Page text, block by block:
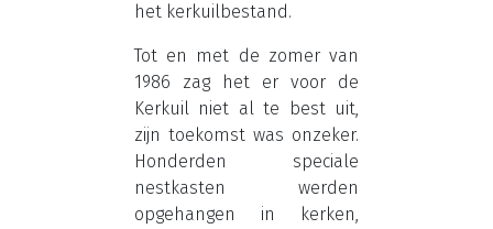
het kerkuilbestand.
Tot en met de zomer van
1986 zag het er voor de
Kerkuil niet al te best uit,
zijn toekomst was onzeker.
Honderden speciale
nestkasten werden
opgehangen in kerken,